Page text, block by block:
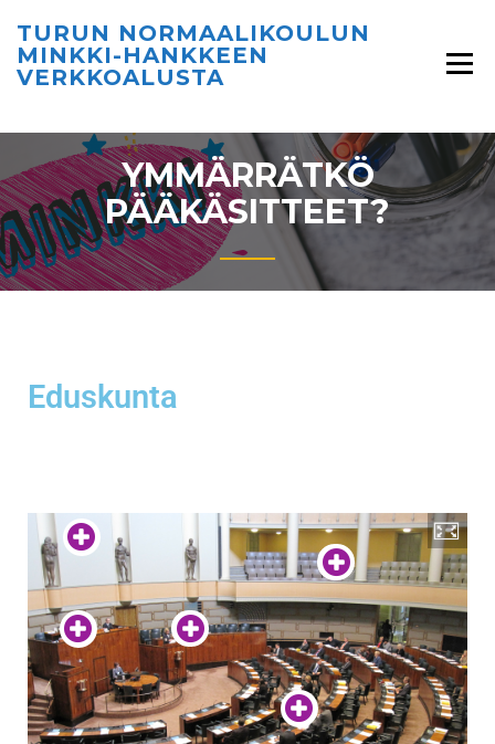
TURUN NORMAALIKOULUN
MINKKI-HANKKEEN
VERKKOALUSTA
YMMÄRRÄTKÖ
PÄÄKÄSITTEET?
Eduskunta